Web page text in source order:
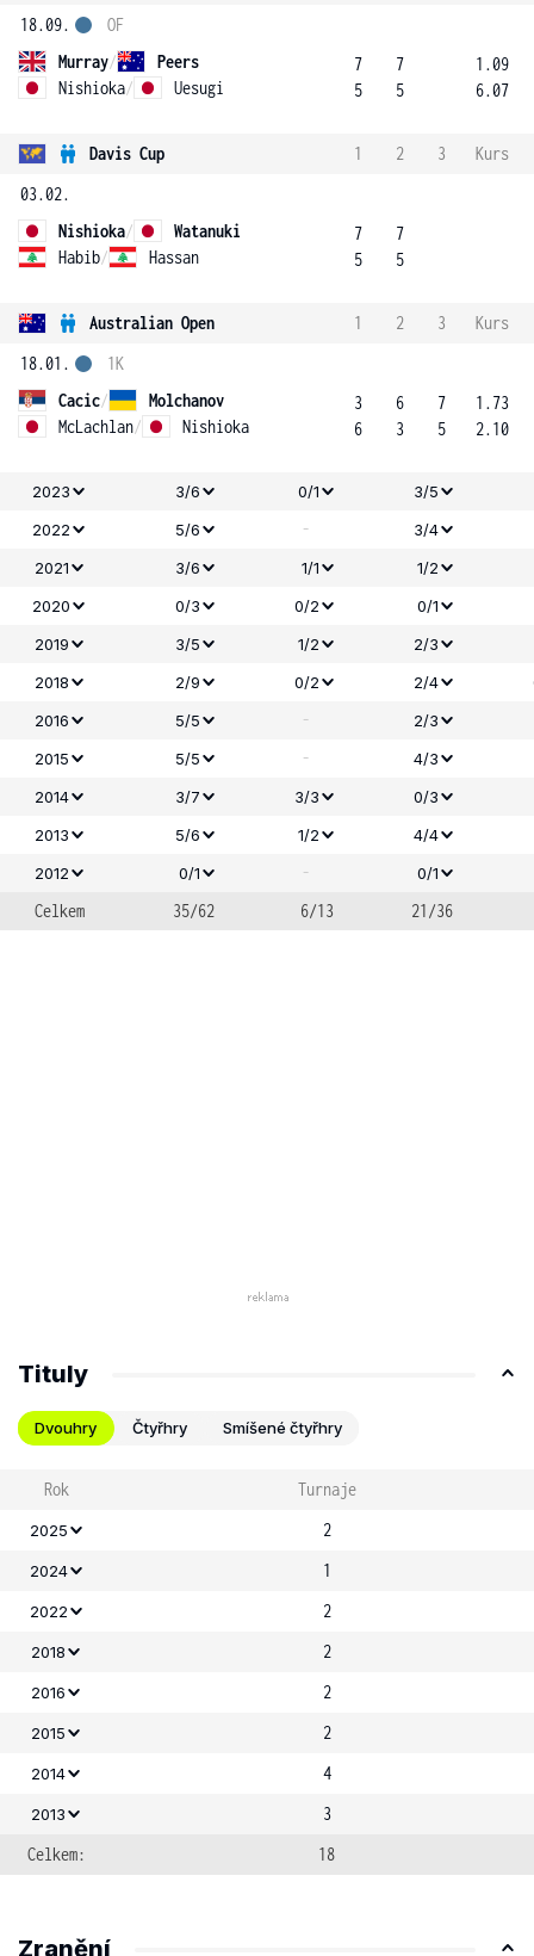
18.09.
Murray/
Peers
Nishioka/ Uesugi
OF
7
5
7
5
1.09
6.07
Davis Cup 1 2 3
Kurs
03.02.
Nishioka/
Watanuki
Habib/ Hassan
7
5
7
5
Australian Open 1 2 3
Kurs
18.01.
Cacic/
Molchanov
McLachlan/ Nishioka
1K
3
6
6
3
7
5
1.73
2.10
2023 3/6 0/1
3/5
2022
5/6 - 3/4
2021
3/6 1/1
1/2
2020
0/3 0/2
0/1
2019
3/5 1/2
2/3
2018
2/9 0/2 2/4
2016
5/5 -
2/3
2015
5/5 -
4/3
2014
3/7 3/3
0/3
2013
5/6 1/2
4/4
2012
0/1 - 0/1
Celkem 35/62 6/13 21/36
Tituly
Dvouhry Čtyřhry Smíšené čtyřhry
Rok Turnaje
2025 2
2024 1
2022 2
2018 2
2016 2
2015 2
2014 4
2013
3
Celkem:
18
Zranění